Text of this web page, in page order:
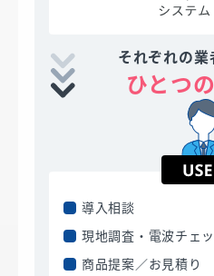
それぞれの業
ひとつ
導入相談
現地調査・電波チェ
商品提案／お見積り